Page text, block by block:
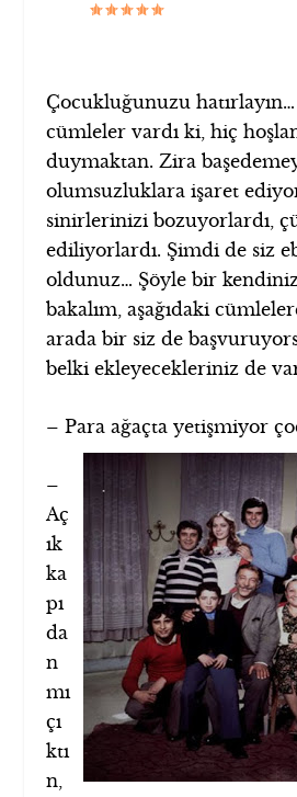
Çocukluğunuzu hatırlayın…
cümleler vardı ki, hiç
duymaktan. Zira
olumsuzluklara işaret
sinirlerinizi bozuyorlardı,
ediliyorlardı. Şimdi de siz
oldunuz… Şöyle bir
bakalım, aşağıdaki
arada bir siz de
belki ekleyecekleriniz de
– Para ağaçta yetişmiyor
–
Aç
ık
ka
pı
da
n
mı
çı
ktı
n,